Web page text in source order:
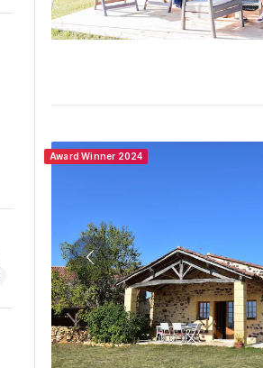
Award Winner 2024